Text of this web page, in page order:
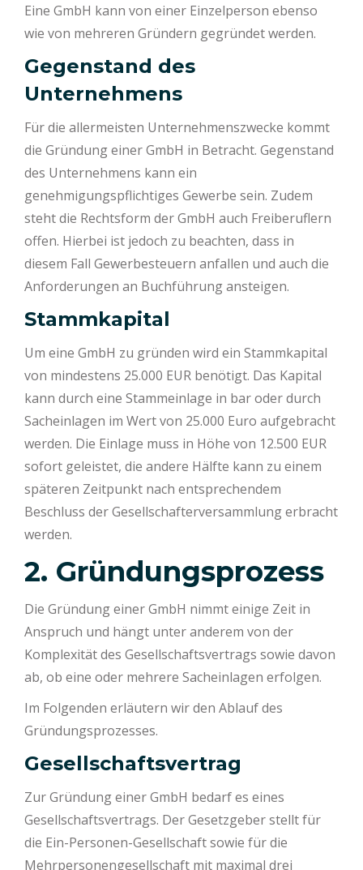
Eine GmbH kann von einer Einzelperson ebenso
wie von mehreren Gründern gegründet werden.
Gegenstand des
Unternehmens
Für die allermeisten Unternehmenszwecke kommt
die Gründung einer GmbH in Betracht. Gegenstand
des Unternehmens kann ein
genehmigungspflichtiges Gewerbe sein. Zudem
steht die Rechtsform der GmbH auch Freiberuflern
offen. Hierbei ist jedoch zu beachten, dass in
diesem Fall Gewerbesteuern anfallen und auch die
Anforderungen an Buchführung ansteigen.
Stammkapital
Um eine GmbH zu gründen wird ein Stammkapital
von mindestens 25.000 EUR benötigt. Das Kapital
kann durch eine Stammeinlage in bar oder durch
Sacheinlagen im Wert von 25.000 Euro aufgebracht
werden. Die Einlage muss in Höhe von 12.500 EUR
sofort geleistet, die andere Hälfte kann zu einem
späteren Zeitpunkt nach entsprechendem
Beschluss der Gesellschafterversammlung erbracht
werden.
2. Gründungsprozess
Die Gründung einer GmbH nimmt einige Zeit in
Anspruch und hängt unter anderem von der
Komplexität des Gesellschaftsvertrags sowie davon
ab, ob eine oder mehrere Sacheinlagen erfolgen.
Im Folgenden erläutern wir den Ablauf des
Gründungsprozesses.
Gesellschaftsvertrag
Zur Gründung einer GmbH bedarf es eines
Gesellschaftsvertrags. Der Gesetzgeber stellt für
die Ein-Personen-Gesellschaft sowie für die
Mehrpersonengesellschaft mit maximal drei